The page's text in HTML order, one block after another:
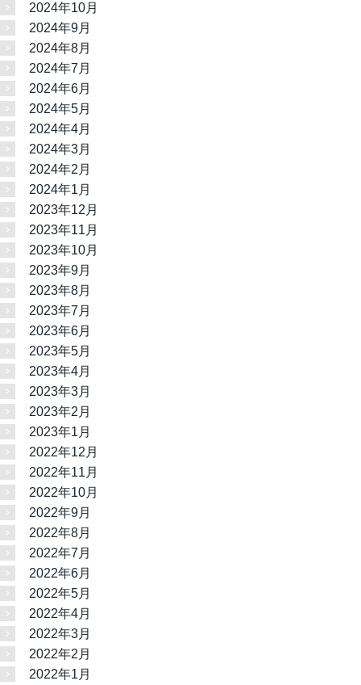
2024年10月
2024年9月
2024年8月
2024年7月
2024年6月
2024年5月
2024年4月
2024年3月
2024年2月
2024年1月
2023年12月
2023年11月
2023年10月
2023年9月
2023年8月
2023年7月
2023年6月
2023年5月
2023年4月
2023年3月
2023年2月
2023年1月
2022年12月
2022年11月
2022年10月
2022年9月
2022年8月
2022年7月
2022年6月
2022年5月
2022年4月
2022年3月
2022年2月
2022年1月